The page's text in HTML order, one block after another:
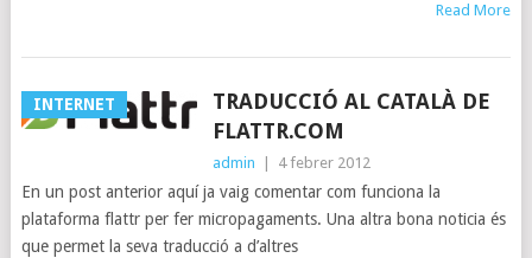
Read More
INTERNET
TRADUCCIÓ AL CATALÀ DE
FLATTR.COM
admin 4 febrer 2012
En un post anterior aquí ja vaig comentar com funciona la
plataforma flattr per fer micropagaments. Una altra bona noticia és
que permet la seva traducció a d’altres